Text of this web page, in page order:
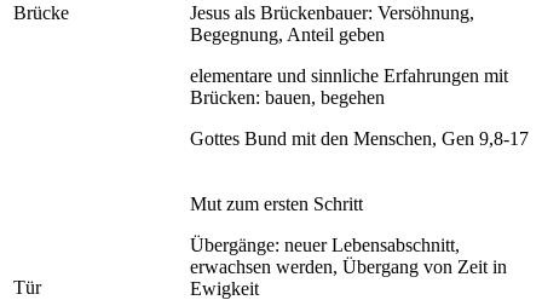
Brücke
Jesus als Brückenbauer: Versöhnung,
Begegnung, Anteil geben
elementare und sinnliche Erfahrungen mit
Brücken: bauen, begehen
Gottes Bund mit den Menschen, Gen 9,8-17
Tür
Mut zum ersten Schritt
Übergänge: neuer Lebensabschnitt,
erwachsen werden, Übergang von Zeit in
Ewigkeit